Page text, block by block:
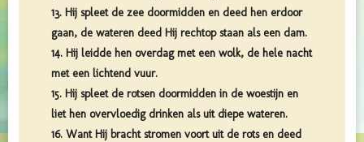
13. Hij spleet de zee doormidden en deed hen erdoor
gaan, de wateren deed Hij rechtop staan als een dam.
14. Hij leidde hen overdag met een wolk, de hele nacht
met een lichtend vuur.
15. Hij spleet de rotsen doormidden in de woestijn en
liet hen overvloedig drinken als uit diepe wateren.
16. Want Hij bracht stromen voort uit de rots en deed